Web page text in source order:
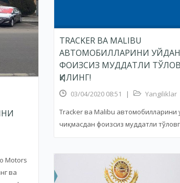
TRACKER ВА MALIBU
АВТОМОБИЛЛАРИНИ УЙДАН
ФОИЗСИЗ МУДДАТЛИ
ҚИЛИНГ!
03/04/2020 08:51 |
Yangiliklar
Tracker ва Malibu автомобилларини
чиқмасдан фоизсиз муддатли
Motors
ва